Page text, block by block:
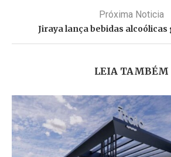
Próxima Noticia
Jiraya lança bebidas
LEIA TAMBÉM